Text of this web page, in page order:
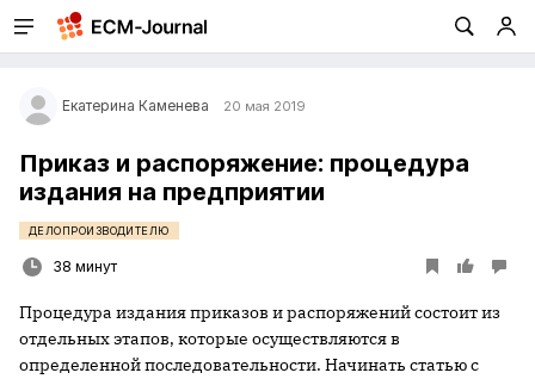
Екатерина Каменева 20 мая 2019
Приказ и распоряжение: процедура
издания на предприятии
ДЕЛОПРОИЗВОДИТЕЛЮ
38 минут
Процедура издания приказов и распоряжений состоит из
отдельных этапов, которые осуществляются в
определенной последовательности. Начинать статью с